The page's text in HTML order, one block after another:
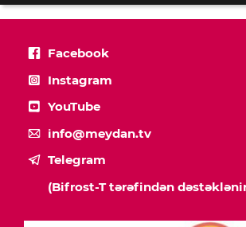
Facebook
Instagram
YouTube
info@meydan.tv
Telegram
(Bifrost-T tərəfindən